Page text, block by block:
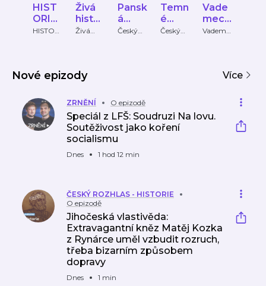
HIST
ORIC
KÉ
HISTORI
Živá
histor
ie
Živá
Pansk
á
sídla
Český
Temn
é
letopi
Český
Vade
mecu
m
Vademe
Nové epizody Více
ZRNĚNÍ O epizodě
Speciál z LFŠ: Soudruzi Na lovu.
Soutěživost jako koření
socialismu
Dnes 1 hod 12 min
ČESKÝ ROZHLAS - HISTORIE
O epizodě
Jihočeská vlastivěda:
Extravagantní kněz Matěj Kozka
z Rynárce uměl vzbudit rozruch,
třeba bizarním způsobem
dopravy
Dnes 1 min